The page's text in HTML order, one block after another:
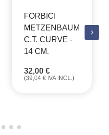
FORBICI
METZENBAUM
C.T. CURVE -
14 CM.
32,00 €
(39,04 € IVA INCL.)